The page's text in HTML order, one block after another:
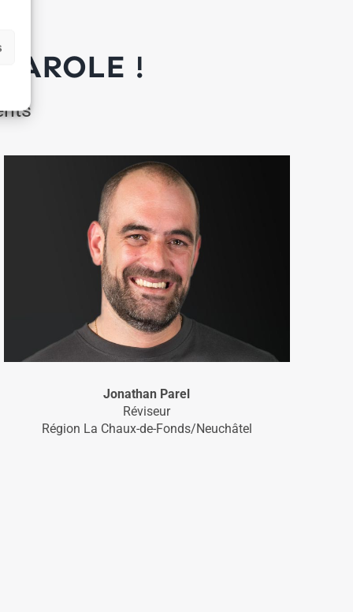
!
Jonathan Parel
Réviseur
Région La Chaux-de-Fonds/Neuchâtel